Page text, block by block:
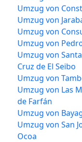
Umzug von
Umzug von
Umzug von
Umzug von
Umzug von
Cruz de El Seibo
Umzug von
Umzug von Las
de Farfán
Umzug von
Umzug von San
Ocoa